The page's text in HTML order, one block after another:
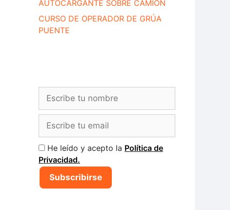
AUTOCARGANTE SOBRE CAMIÓN
CURSO DE OPERADOR DE GRÚA
PUENTE
He leído y acepto la Política de
Privacidad.